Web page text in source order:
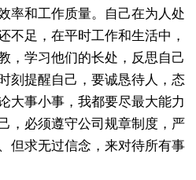
率和工作质量。自己在为人处
不足，在平时工作和生活中，
，学习他们的长处，反思自己
刻提醒自己，要诚恳待人，态
大事小事，我都要尽最大能力
，必须遵守公司规章制度，严
但求无过信念，来对待所有事